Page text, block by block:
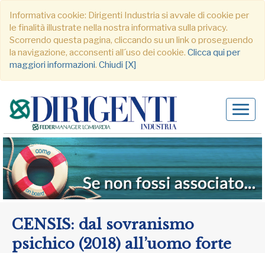
Informativa cookie: Dirigenti Industria si avvale di cookie per
le finalità illustrate nella nostra informativa sulla privacy.
Scorrendo questa pagina, cliccando su un link o proseguendo
la navigazione, acconsenti all´uso dei cookie. Clicca qui per
maggiori informazioni. Chiudi [X]
CENSIS: dal sovranismo
psichico (2018) all’uomo forte